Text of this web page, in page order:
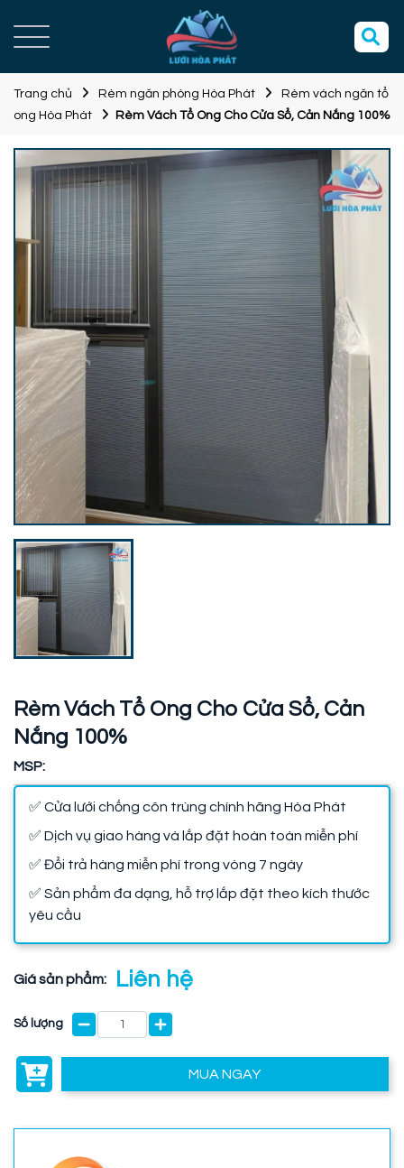
Trang chủ Rèm ngăn phòng Hòa Phát
Rèm vách ngăn tổ
ong Hòa Phát
Rèm Vách Tổ Ong Cho Cửa Sổ, Cản Nắng 100%
Rèm Vách Tổ Ong Cho Cửa Sổ, Cản
Nắng 100%
MSP:
✅ Cửa lưới chống côn trùng chính hãng Hòa Phát
✅ Dịch vụ giao hàng và lắp đặt hoàn toàn miễn phí
✅ Đổi trả hàng miễn phí trong vòng 7 ngày
✅ Sản phẩm đa dạng, hỗ trợ lắp đặt theo kích thước
yêu cầu
Giá sản phẩm: Liên hệ
Số lượng
MUA NGAY